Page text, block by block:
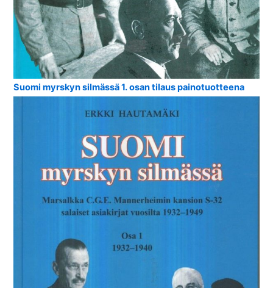
Suomi myrskyn silmässä 1. osan tilaus painotuotteena